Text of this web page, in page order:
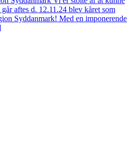
aftes d. 12.11.24 blev kåret som
Syddanmark! Med en imponerende